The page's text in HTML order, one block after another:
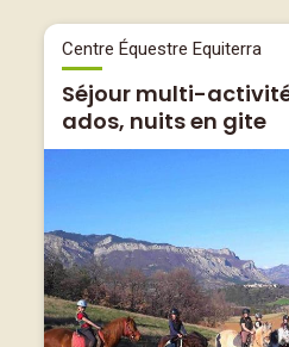
Centre Équestre Equiterra
Séjour multi-
ados, nuits en gite